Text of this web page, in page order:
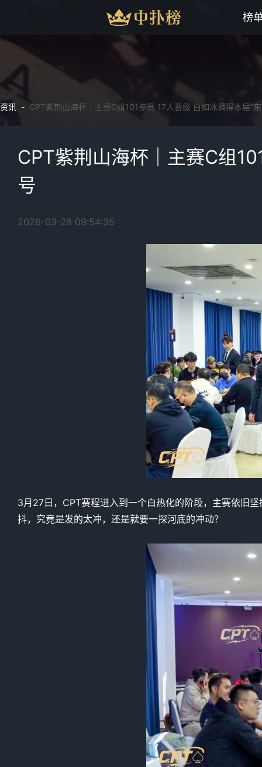
榜
资讯 - CPT紫荆山海杯｜主赛C组101参赛 17人晋级 白如冰摘得本届“
CPT紫荆山海杯｜主赛C组
号
2026-03-28 09:54:35
3月27日，CPT赛程进入到一个白热化的阶段，主赛依旧
抖，究竟是发的太冲，还是就要一探河底的冲动？